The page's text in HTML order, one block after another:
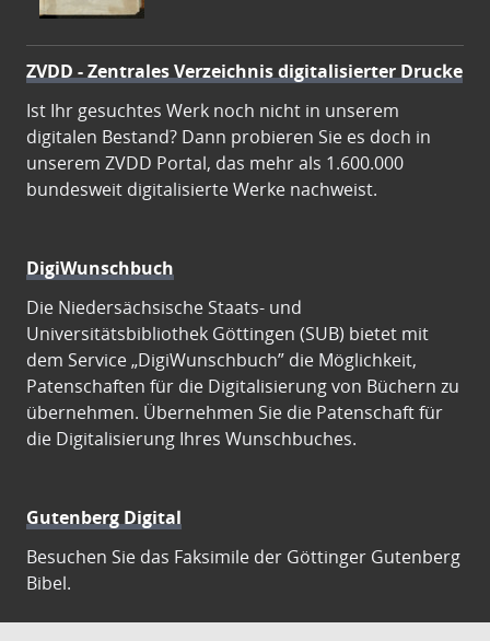
ZVDD - Zentrales Verzeichnis digitalisierter Drucke
Ist Ihr gesuchtes Werk noch nicht in unserem
digitalen Bestand? Dann probieren Sie es doch in
unserem ZVDD Portal, das mehr als 1.600.000
bundesweit digitalisierte Werke nachweist.
DigiWunschbuch
Die Niedersächsische Staats- und
Universitätsbibliothek Göttingen (SUB) bietet mit
dem Service „DigiWunschbuch” die Möglichkeit,
Patenschaften für die Digitalisierung von Büchern zu
übernehmen. Übernehmen Sie die Patenschaft für
die Digitalisierung Ihres Wunschbuches.
Gutenberg Digital
Besuchen Sie das Faksimile der Göttinger Gutenberg
Bibel.